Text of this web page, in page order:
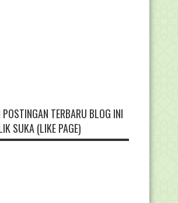
POSTINGAN TERBARU BLOG INI
SUKA (LIKE PAGE)